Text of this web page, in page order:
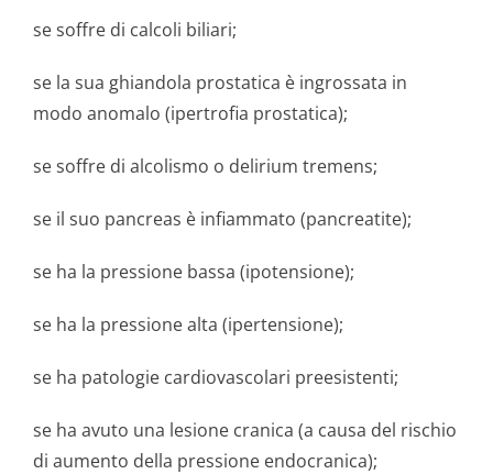
se soffre di calcoli biliari;
se la sua ghiandola prostatica è ingrossata in
modo anomalo (ipertrofia prostatica);
se soffre di alcolismo o delirium tremens;
se il suo pancreas è infiammato (pancreatite);
se ha la pressione bassa (ipotensione);
se ha la pressione alta (ipertensione);
se ha patologie cardiovascolari preesistenti;
se ha avuto una lesione cranica (a causa del rischio
di aumento della pressione endocranica);